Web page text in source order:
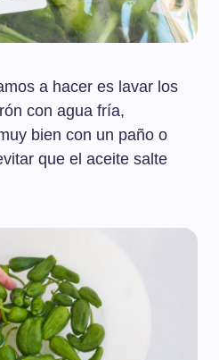
a hacer es lavar los
con agua fría,
bien con un paño o
que el aceite salte